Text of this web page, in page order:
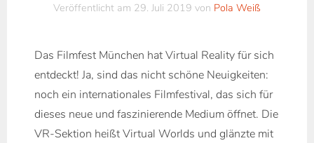
Veröffentlicht am 29. Juli 2019 von Pola Weiß
Das Filmfest München hat Virtual Reality für sich
entdeckt! Ja, sind das nicht schöne Neuigkeiten:
noch ein internationales Filmfestival, das sich für
dieses neue und faszinierende Medium öffnet. Die
VR-Sektion heißt Virtual Worlds und glänzte mit